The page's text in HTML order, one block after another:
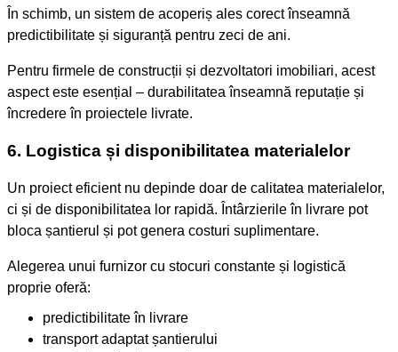
În schimb, un sistem de acoperiș ales corect înseamnă
predictibilitate și siguranță pentru zeci de ani.
Pentru firmele de construcții și dezvoltatori imobiliari, acest
aspect este esențial – durabilitatea înseamnă reputație și
încredere în proiectele livrate.
6. Logistica și disponibilitatea materialelor
Un proiect eficient nu depinde doar de calitatea materialelor,
ci și de disponibilitatea lor rapidă. Întârzierile în livrare pot
bloca șantierul și pot genera costuri suplimentare.
Alegerea unui furnizor cu stocuri constante și logistică
proprie oferă:
predictibilitate în livrare
transport adaptat șantierului